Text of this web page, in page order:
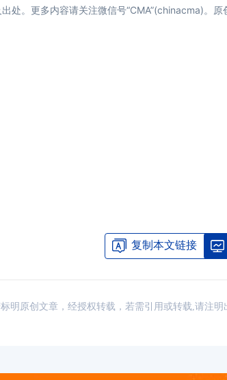
。更多内容请关注微信号“CMA”(chinacma)。原
复制本文链接
明原创文章，经授权转载，若需引用或转载,请注